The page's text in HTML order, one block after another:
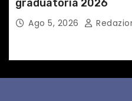
graduatoria 2026
Ago 5, 2026